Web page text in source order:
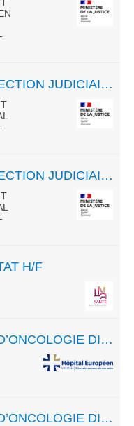
INFIRMIER(E) A LA PROTECTION JUDICIAIRE DE LA JEUNESSE TEMPS PLEIN CDD 3 ANS
INFIRMIER(E) A LA PROTECTION JUDICIAIRE DE LA JEUNESSE TEMPS PLEIN CDD 3 ANS
H/F
INFIRMIER EN SERVICE D’ONCOLOGIE DIGESTIVE – NUIT H/F
INFIRMIER EN SERVICE D’ONCOLOGIE DIGESTIVE – 80% - NUIT H/F